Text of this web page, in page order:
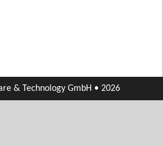
& Technology GmbH • 2026